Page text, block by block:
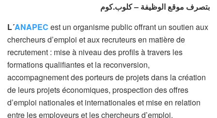
بتصرف موقع الوظيفة – كلوب.كوم
L´ANAPEC est un organisme public offrant un soutien aux
chercheurs d’emploi et aux recruteurs en matière de
recrutement : mise à niveau des profils à travers les
formations qualifiantes et la reconversion,
accompagnement des porteurs de projets dans la création
de leurs projets économiques, prospection des offres
d’emploi nationales et internationales et mise en relation
entre les employeurs et les chercheurs d’emploi.